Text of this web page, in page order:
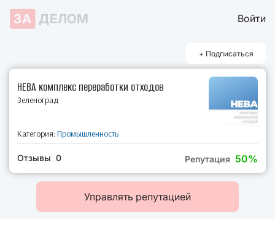
ЗА ДЕЛОМ Войти
+ Подписаться
НЕВА комплекс переработки отходов
Зеленоград
Категория:Промышленность
Репутация 50%
Отзывы 0
Управлять репутацией